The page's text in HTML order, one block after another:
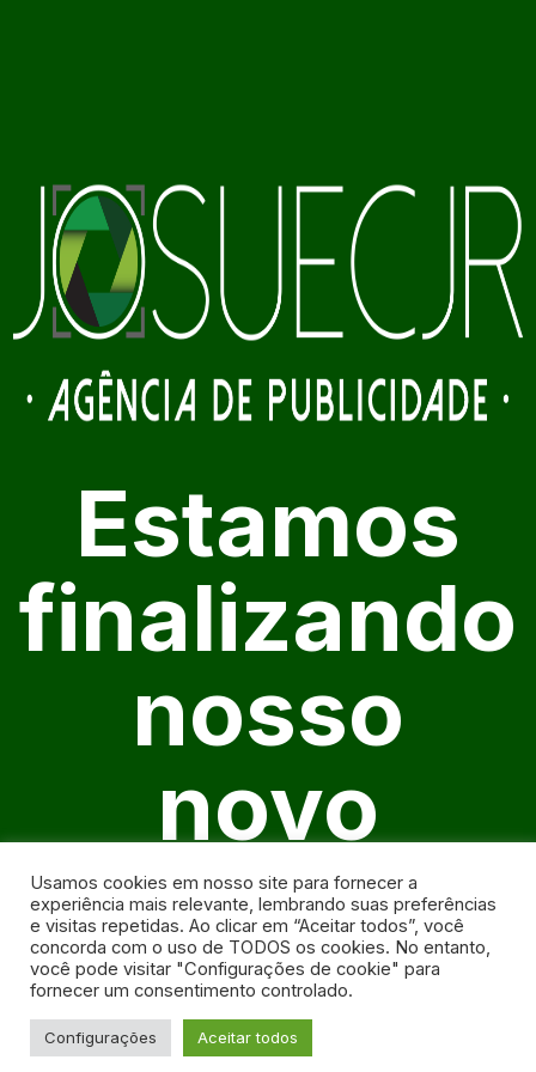
Estamos
finalizando
nosso
novo
website
Usamos cookies em nosso site para fornecer a
experiência mais relevante, lembrando suas preferências
e visitas repetidas. Ao clicar em “Aceitar todos”, você
concorda com o uso de TODOS os cookies. No entanto,
você pode visitar "Configurações de cookie" para
fornecer um consentimento controlado.
Configurações Aceitar todos